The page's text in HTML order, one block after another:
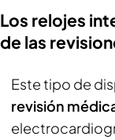
Los relojes
de las
Este tipo de
revisión